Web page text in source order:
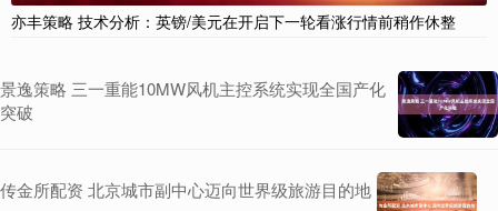
亦丰策略 技术分析：英镑/美元在开启下一轮看涨行情前稍作休整
景逸策略 三一重能10MW风机主控系统实现全国产化
突破
传金所配资 北京城市副中心迈向世界级旅游目的地